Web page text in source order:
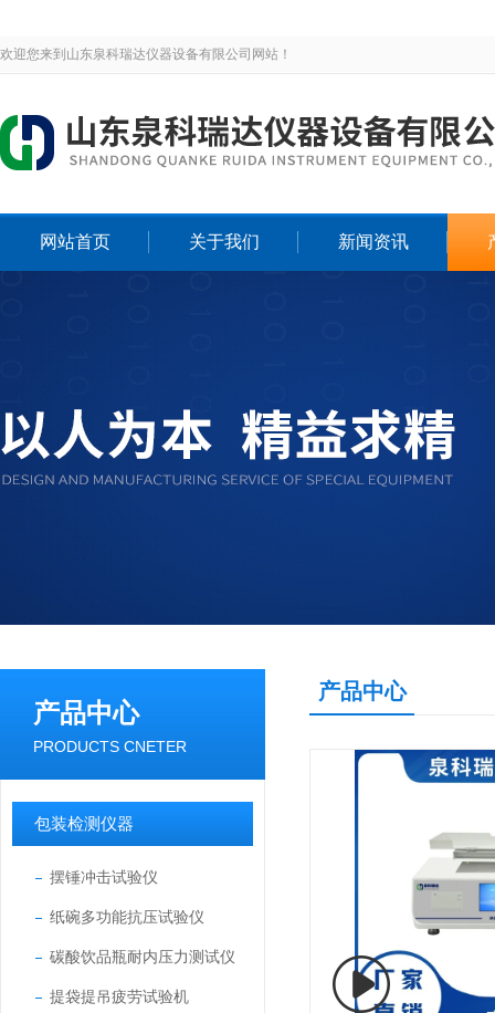
欢迎您来到山东泉科瑞达仪器设备有限公司网站！
网站首页 关于我们 新闻资讯
产品中心
PRODUCTS CNETER
包装检测仪器
摆锤冲击试验仪
纸碗多功能抗压试验仪
碳酸饮品瓶耐内压力测试仪
提袋提吊疲劳试验机
产品中心